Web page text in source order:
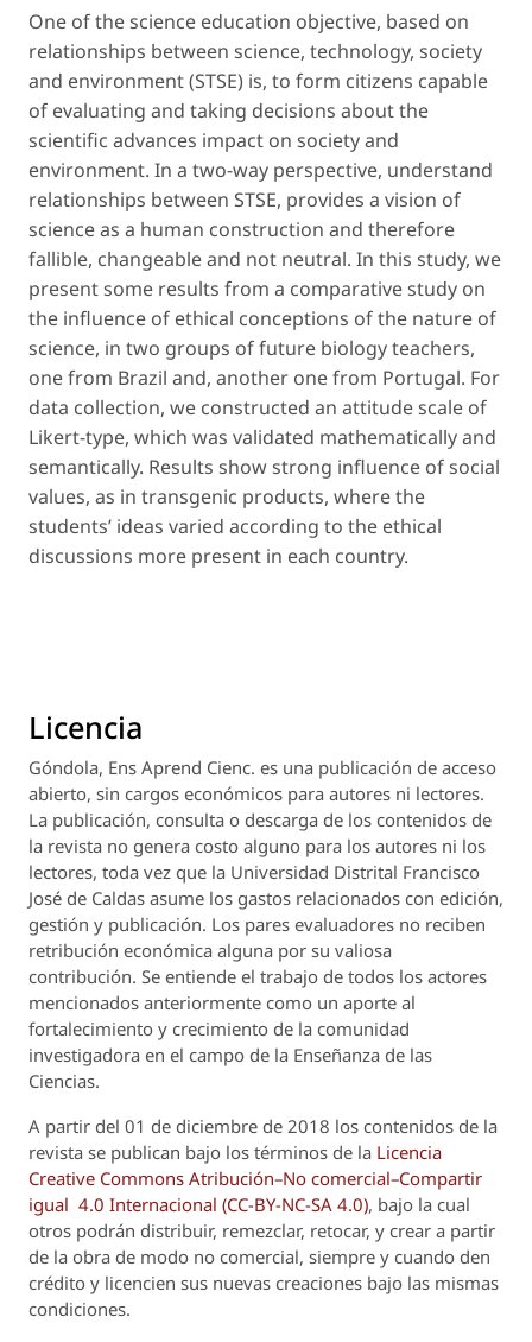
One of the science education objective, based on
relationships between science, technology, society
and environment (STSE) is, to form citizens capable
of evaluating and taking decisions about the
scientific advances impact on society and
environment. In a two-way perspective, understand
relationships between STSE, provides a vision of
science as a human construction and therefore
fallible, changeable and not neutral. In this study, we
present some results from a comparative study on
the influence of ethical conceptions of the nature of
science, in two groups of future biology teachers,
one from Brazil and, another one from Portugal. For
data collection, we constructed an attitude scale of
Likert-type, which was validated mathematically and
semantically. Results show strong influence of social
values, as in transgenic products, where the
students’ ideas varied according to the ethical
discussions more present in each country.
Licencia
Góndola, Ens Aprend Cienc. es una publicación de acceso
abierto, sin cargos económicos para autores ni lectores.
La publicación, consulta o descarga de los contenidos de
la revista no genera costo alguno para los autores ni los
lectores, toda vez que la Universidad Distrital Francisco
José de Caldas asume los gastos relacionados con edición,
gestión y publicación. Los pares evaluadores no reciben
retribución económica alguna por su valiosa
contribución. Se entiende el trabajo de todos los actores
mencionados anteriormente como un aporte al
fortalecimiento y crecimiento de la comunidad
investigadora en el campo de la Enseñanza de las
Ciencias.
A partir del 01 de diciembre de 2018 los contenidos de la
revista se publican bajo los términos de la Licencia
Creative Commons Atribución–No comercial–Compartir
igual 4.0 Internacional (CC-BY-NC-SA 4.0), bajo la cual
otros podrán distribuir, remezclar, retocar, y crear a partir
de la obra de modo no comercial, siempre y cuando den
crédito y licencien sus nuevas creaciones bajo las mismas
condiciones.